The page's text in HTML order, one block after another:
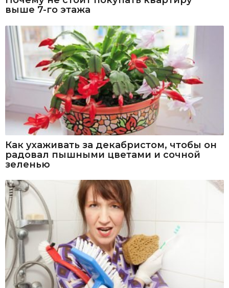
выше 7-го этажа
Как ухаживать за декабристом, чтобы он
радовал пышными цветами и сочной
зеленью